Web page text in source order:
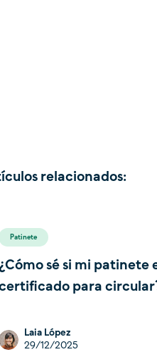
relacionados:
Patinete
sé si mi patinete
para
Laia López
29/12/2025